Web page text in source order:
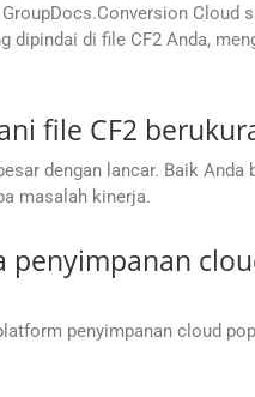
di file CF2 Anda,
file CF2
dengan lancar. Baik
masalah kinerja.
penyimpanan cloud